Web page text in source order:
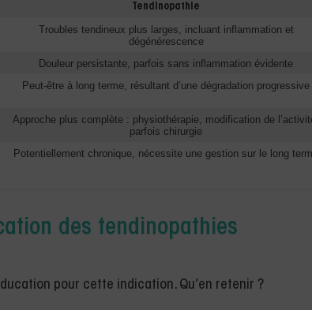
Tendinopathie
Troubles tendineux plus larges, incluant inflammation et
dégénérescence
Douleur persistante, parfois sans inflammation évidente
Peut-être à long terme, résultant d’une dégradation progressive
Approche plus complète : physiothérapie, modification de
parfois chirurgie
Potentiellement chronique, nécessite une gestion sur le long
des tendinopathies
pour cette indication. Qu’en retenir ?